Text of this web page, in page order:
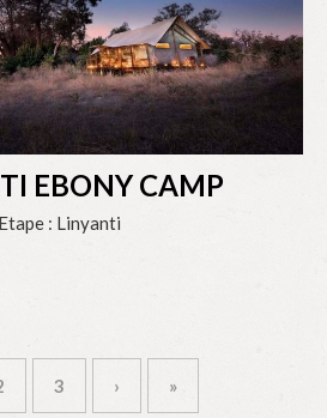
EBONY CAMP
Etape : Linyanti
3 › »